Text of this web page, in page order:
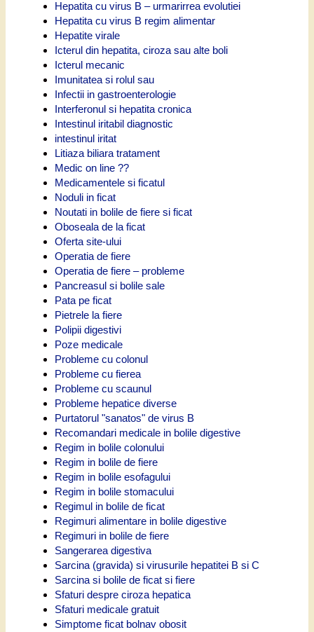
Hepatita cu virus B – urmarirrea evolutiei
Hepatita cu virus B regim alimentar
Hepatite virale
Icterul din hepatita, ciroza sau alte boli
Icterul mecanic
Imunitatea si rolul sau
Infectii in gastroenterologie
Interferonul si hepatita cronica
Intestinul iritabil diagnostic
intestinul iritat
Litiaza biliara tratament
Medic on line ??
Medicamentele si ficatul
Noduli in ficat
Noutati in bolile de fiere si ficat
Oboseala de la ficat
Oferta site-ului
Operatia de fiere
Operatia de fiere – probleme
Pancreasul si bolile sale
Pata pe ficat
Pietrele la fiere
Polipii digestivi
Poze medicale
Probleme cu colonul
Probleme cu fierea
Probleme cu scaunul
Probleme hepatice diverse
Purtatorul "sanatos" de virus B
Recomandari medicale in bolile digestive
Regim in bolile colonului
Regim in bolile de fiere
Regim in bolile esofagului
Regim in bolile stomacului
Regimul in bolile de ficat
Regimuri alimentare in bolile digestive
Regimuri in bolile de fiere
Sangerarea digestiva
Sarcina (gravida) si virusurile hepatitei B si C
Sarcina si bolile de ficat si fiere
Sfaturi despre ciroza hepatica
Sfaturi medicale gratuit
Simptome ficat bolnav obosit